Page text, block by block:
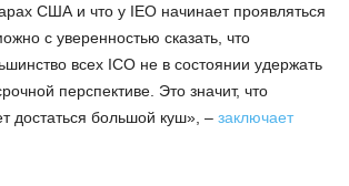
США и что у IEO начинает проявляться
с уверенностью сказать, что
всех ICO не в состоянии удержать
перспективе. Это значит, что
достаться большой куш», – заключает